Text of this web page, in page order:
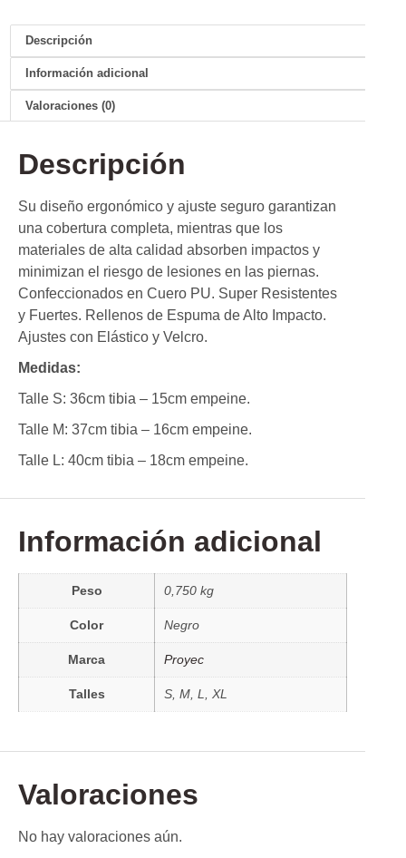
Descripción
Información adicional
Valoraciones (0)
Descripción
Su diseño ergonómico y ajuste seguro garantizan
una cobertura completa, mientras que los
materiales de alta calidad absorben impactos y
minimizan el riesgo de lesiones en las piernas.
Confeccionados en Cuero PU. Super Resistentes
y Fuertes. Rellenos de Espuma de Alto Impacto.
Ajustes con Elástico y Velcro.
Medidas:
Talle S: 36cm tibia – 15cm empeine.
Talle M: 37cm tibia – 16cm empeine.
Talle L: 40cm tibia – 18cm empeine.
Información adicional
Peso 0,750 kg
Color Negro
Marca Proyec
Talles S, M, L, XL
Valoraciones
No hay valoraciones aún.